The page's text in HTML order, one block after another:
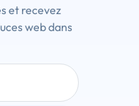
et recevez
web dans